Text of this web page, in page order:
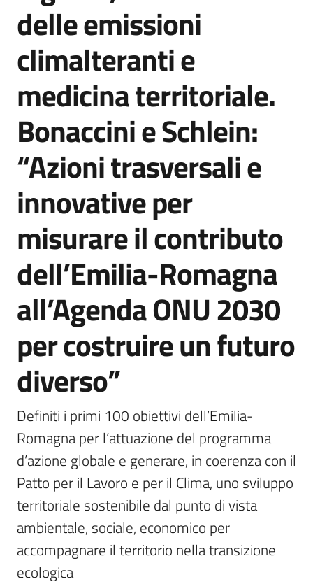
delle emissioni
climalteranti e
medicina territoriale.
Bonaccini e Schlein:
“Azioni trasversali e
innovative per
misurare il contributo
dell’Emilia-Romagna
all’Agenda ONU 2030
per costruire un futuro
diverso”
Definiti i primi 100 obiettivi dell’Emilia-
Romagna per l’attuazione del programma
d’azione globale e generare, in coerenza con il
Patto per il Lavoro e per il Clima, uno sviluppo
territoriale sostenibile dal punto di vista
ambientale, sociale, economico per
accompagnare il territorio nella transizione
ecologica